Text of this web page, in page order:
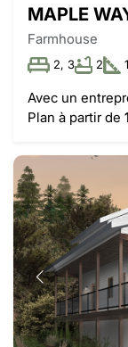
MAPLE
Farmhouse
2, 3 2
Avec un
Plan à partir de